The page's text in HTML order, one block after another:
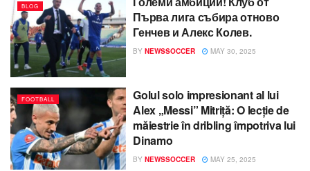
BLOG
Първа лига събира отново
Генчев и Алекс Колев.
BY NEWSSOCCER MAY 30, 2025
FOOTBALL
Golul solo impresionant al lui
Alex „Messi” Mitriță: O lecție de
măiestrie în dribling împotriva lui
Dinamo
BY NEWSSOCCER MAY 25, 2025